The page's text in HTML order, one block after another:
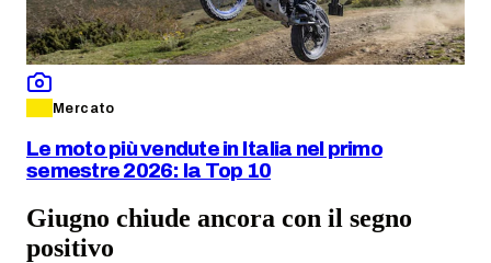
Mercato
Le moto più vendute in Italia nel primo
semestre 2026: la Top 10
Giugno chiude ancora con il segno
positivo